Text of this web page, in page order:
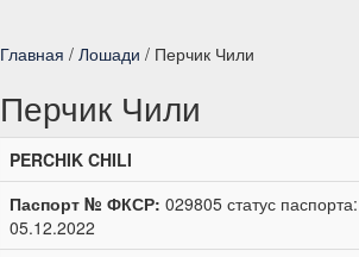
Главная / Лошади / Перчик Чили
Перчик Чили
PERCHIK CHILI
Паспорт № ФКСР: 029805 статус
05.12.2022